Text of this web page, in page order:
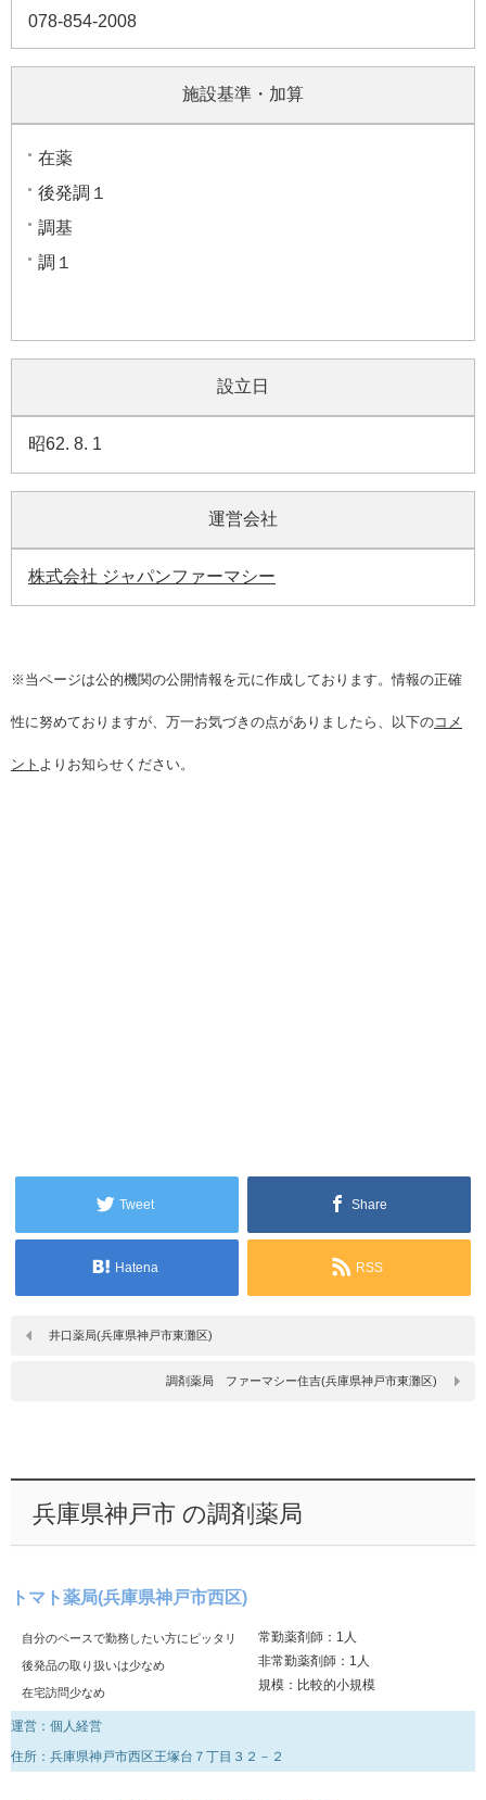
078-854-2008
施設基準・加算
在薬
後発調１
調基
調１
設立日
昭62. 8. 1
運営会社
株式会社 ジャパンファーマシー
※当ページは公的機関の公開情報を元に作成しております。情報の正確
性に努めておりますが、万一お気づきの点がありましたら、以下のコメ
ント よりお知らせください。
Tweet Share
Hatena RSS
井口薬局(兵庫県神戸市東灘区)
調剤薬局 ファーマシー住吉(兵庫県神戸市東灘区)
兵庫県神戸市 の調剤薬局
トマト薬局(兵庫県神戸市西区)
自分のペースで勤務したい方にピッタリ
後発品の取り扱いは少なめ
在宅訪問少なめ
常勤薬剤師：1人
非常勤薬剤師：1人
規模：比較的小規模
運営：個人経営
住所：兵庫県神戸市西区王塚台７丁目３２－２